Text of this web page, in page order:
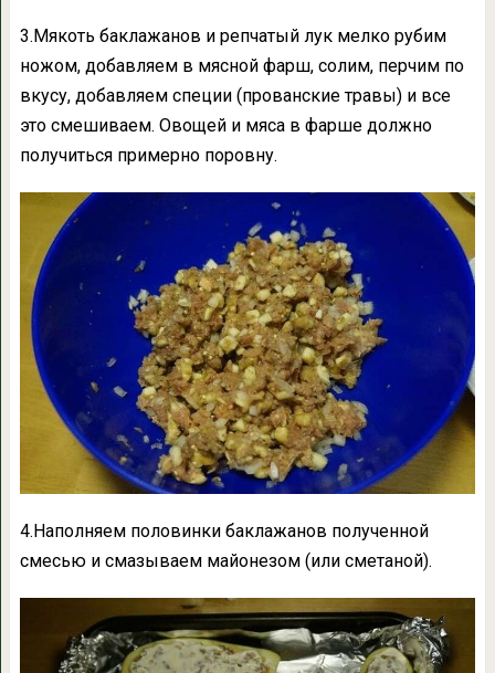
3.Мякоть баклажанов и репчатый лук мелко рубим
ножом, добавляем в мясной фарш, солим, перчим по
вкусу, добавляем специи (прованские травы) и все
это смешиваем. Овощей и мяса в фарше должно
получиться примерно поровну.
4.Наполняем половинки баклажанов полученной
смесью и смазываем майонезом (или сметаной).